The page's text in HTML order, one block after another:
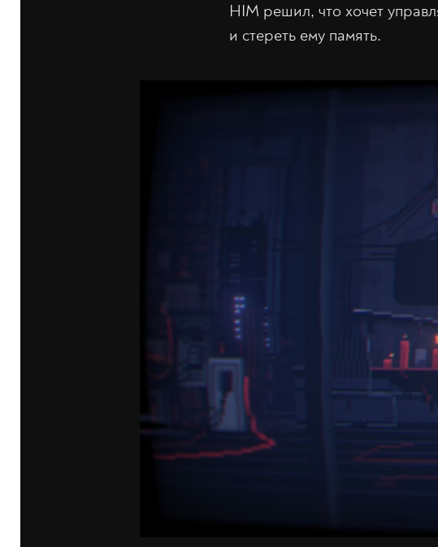
HIM решил, что хочет
и стереть ему память.